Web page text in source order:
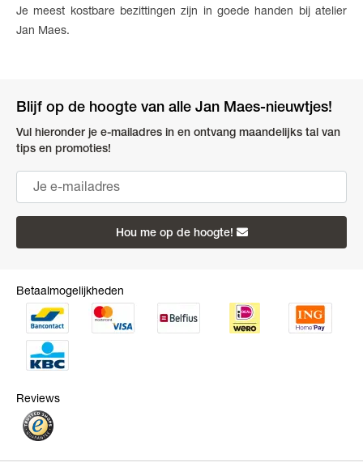
Je meest kostbare bezittingen zijn in goede handen bij atelier
Jan Maes.
Blijf op de hoogte van alle Jan Maes-nieuwtjes!
Vul hieronder je e-mailadres in en ontvang maandelijks tal van
tips en promoties!
Hou me op de hoogte!
Betaalmogelijkheden
Reviews